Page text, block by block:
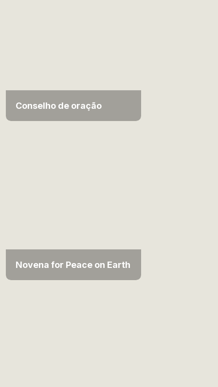
Conselho de oração
Novena for Peace on Earth